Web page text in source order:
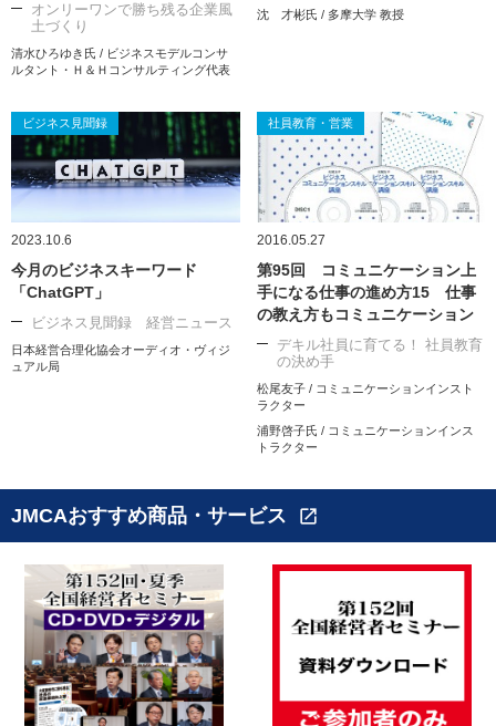
オンリーワンで勝ち残る企業風
土づくり
清水ひろゆき氏 / ビジネスモデルコンサ
ルタント・Ｈ＆Ｈコンサルティング代表
沈 才彬氏 / 多摩大学 教授
ビジネス見聞録
2023.10.6
今月のビジネスキーワード
「ChatGPT」
ビジネス見聞録 経営ニュース
日本経営合理化協会オーディオ・ヴィジ
ュアル局
社員教育・営業
2016.05.27
第95回 コミュニケーション上
手になる仕事の進め方15 仕事
の教え方もコミュニケーション
デキル社員に育てる！ 社員教育
の決め手
松尾友子 / コミュニケーションインスト
ラクター
浦野啓子氏 / コミュニケーションインス
トラクター
JMCAおすすめ商品・サービス open_in_new